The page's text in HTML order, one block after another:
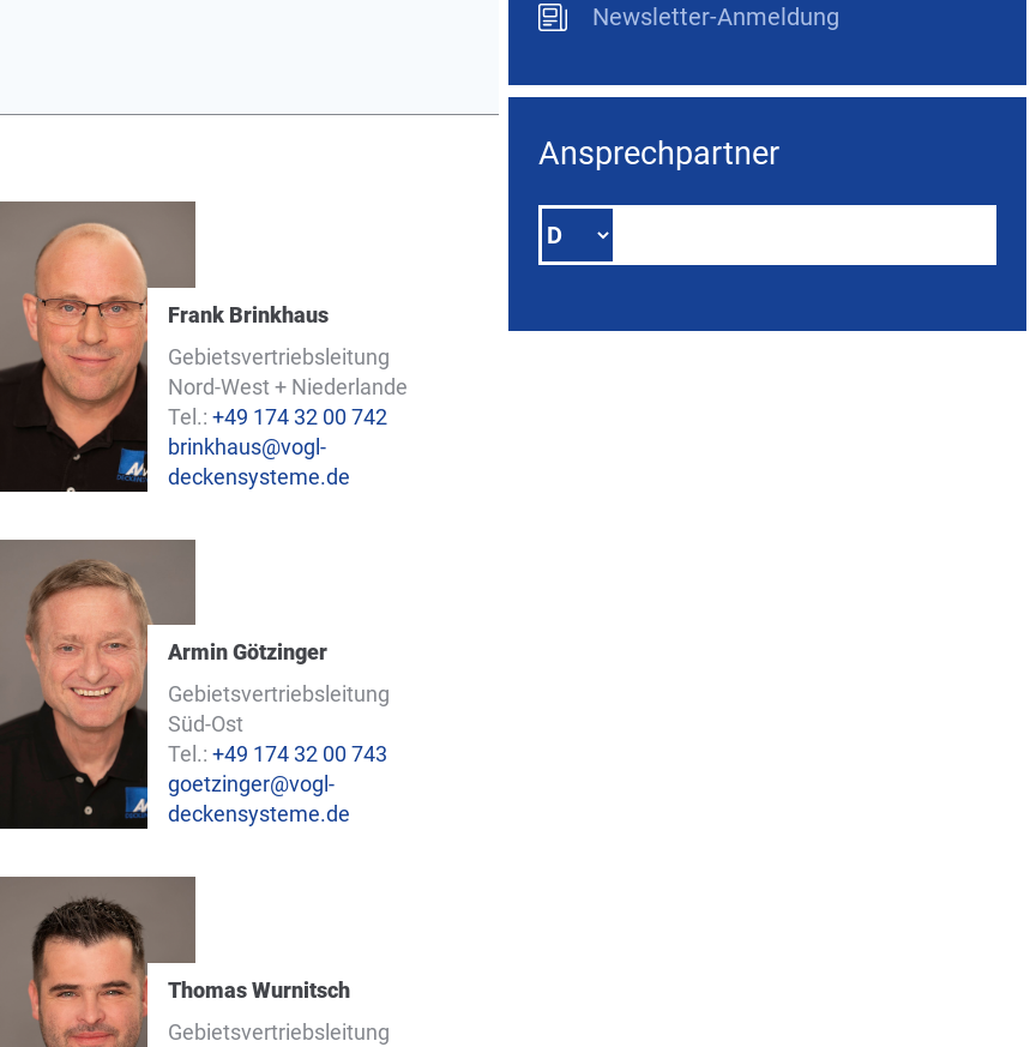
Frank Brinkhaus
Gebietsvertriebsleitung
Nord-West + Niederlande
Tel.: +49 174 32 00 742
brinkhaus@vogl-
deckensysteme.de
Armin Götzinger
Gebietsvertriebsleitung
Süd-Ost
Tel.: +49 174 32 00 743
goetzinger@vogl-
deckensysteme.de
Thomas Wurnitsch
Gebietsvertriebsleitung
Newsletter-Anmeldung
Ansprechpartner